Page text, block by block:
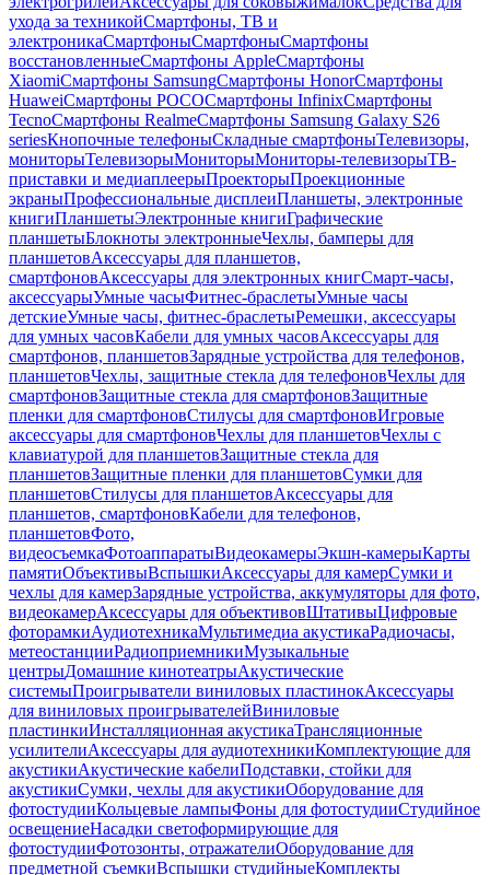
ухода за техникойСмартфоны, ТВ и
электроникаСмартфоныСмартфоныСмартфоны
восстановленныеСмартфоны AppleСмартфоны
XiaomiСмартфоны SamsungСмартфоны HonorСмартфоны
HuaweiСмартфоны POCOСмартфоны InfinixСмартфоны
TecnoСмартфоны RealmeСмартфоны Samsung Galaxy S26
seriesКнопочные телефоныСкладные смартфоныТелевизоры,
мониторыТелевизорыМониторыМониторы-телевизорыТВ-
приставки и медиаплеерыПроекторыПроекционные
экраныПрофессиональные дисплеиПланшеты, электронные
книгиПланшетыЭлектронные книгиГрафические
планшетыБлокноты электронныеЧехлы, бамперы для
планшетовАксессуары для планшетов,
смартфоновАксессуары для электронных книгСмарт-часы,
аксессуарыУмные часыФитнес-браслетыУмные часы
детскиеУмные часы, фитнес-браслетыРемешки, аксессуары
для умных часовКабели для умных часовАксессуары для
смартфонов, планшетовЗарядные устройства для телефонов,
планшетовЧехлы, защитные стекла для телефоновЧехлы для
смартфоновЗащитные стекла для смартфоновЗащитные
пленки для смартфоновСтилусы для смартфоновИгровые
аксессуары для смартфоновЧехлы для планшетовЧехлы с
клавиатурой для планшетовЗащитные стекла для
планшетовЗащитные пленки для планшетовСумки для
планшетовСтилусы для планшетовАксессуары для
планшетов, смартфоновКабели для телефонов,
планшетовФото,
видеосъемкаФотоаппаратыВидеокамерыЭкшн-камерыКарты
памятиОбъективыВспышкиАксессуары для камерСумки и
чехлы для камерЗарядные устройства, аккумуляторы для фото,
видеокамерАксессуары для объективовШтативыЦифровые
фоторамкиАудиотехникаМультимедиа акустикаРадиочасы,
метеостанцииРадиоприемникиМузыкальные
центрыДомашние кинотеатрыАкустические
системыПроигрыватели виниловых пластинокАксессуары
для виниловых проигрывателейВиниловые
пластинкиИнсталляционная акустикаТрансляционные
усилителиАксессуары для аудиотехникиКомплектующие для
акустикиАкустические кабелиПодставки, стойки для
акустикиСумки, чехлы для акустикиОборудование для
фотостудииКольцевые лампыФоны для фотостудииСтудийное
освещениеНасадки светоформирующие для
фотостудииФотозонты, отражателиОборудование для
предметной съемкиВспышки студийныеКомплекты